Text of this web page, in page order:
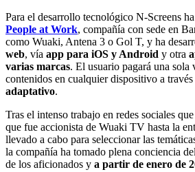
Para el desarrollo tecnológico N-Screens
People at Work, compañía con sede en
como Wuaki, Antena 3 o Gol T, y ha
web, vía app para iOS y Android y otra
varias marcas. El usuario pagará una sola
contenidos en cualquier dispositivo a través
adaptativo.
Tras el intenso trabajo en redes sociales
que fue accionista de Wuaki TV hasta la
llevado a cabo para seleccionar las
la compañía ha tomado plena conciencia
de los aficionados y a partir de enero de